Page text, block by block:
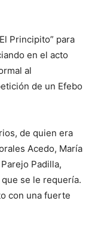
Principito” para
en el acto
al
de un Efebo
de quien era
Acedo, María
Padilla,
se le requería.
con una fuerte